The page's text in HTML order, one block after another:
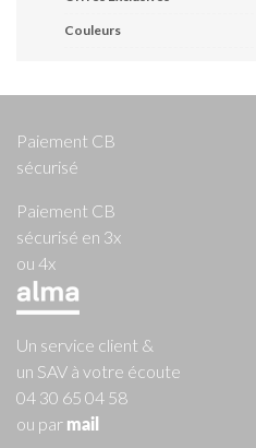
Couleurs
Paiement CB
sécurisé
Paiement CB
sécurisé en 3x
ou 4x
Un service client &
un SAV à votre écoute
04 30 65 04 58
ou par mail